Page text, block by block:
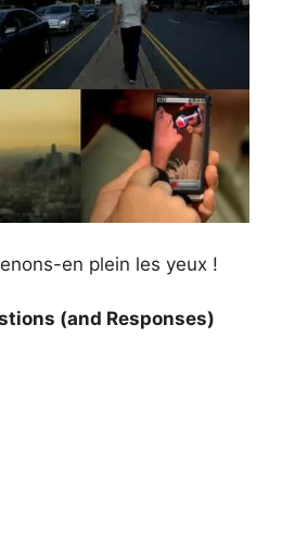
en plein les yeux !
(and Responses)